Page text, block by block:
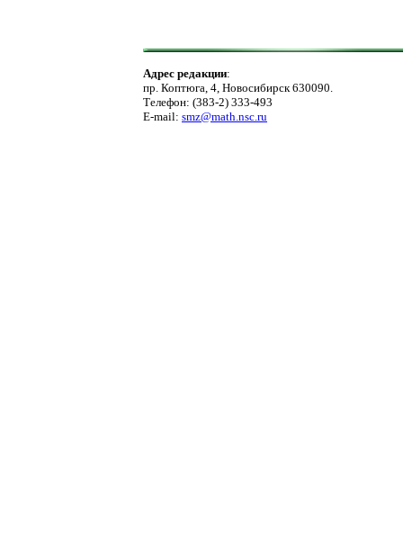
Адрес редакции:
пр. Коптюга, 4, Новосибирск 630090.
Телефон: (383-2) 333-493
E-mail: smz@math.nsc.ru